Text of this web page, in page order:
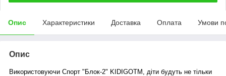
Опис Характеристики Доставка Оплата Умови
Опис
Використовуючи Спорт "Блок-2" KIDIGOTM, діти будуть не тільки